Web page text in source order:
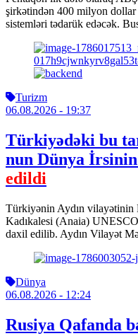
şirkətindən 400 milyon
sistemləri tədarük edəcək.
Turizm
06.08.2026 - 19:37
Türkiyədəki bu
nun Dünya İrsinin
edildi
Türkiyənin Aydın vilayətinin
Kadıkalesi (Anaia)
daxil edilib. Aydın Vilayət
Dünya
06.08.2026 - 12:24
Rusiya Qafanda